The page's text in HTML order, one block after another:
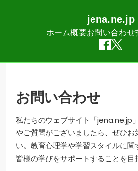
jena.ne.jp
ホーム概要お問い合わせ
contentお問い合わせ
私たちのウェブサイト「jena.ne.jp
やご質問がございましたら、ぜひお
い。教育心理学や学習スタイルに関
皆様の学びをサポートすることを目